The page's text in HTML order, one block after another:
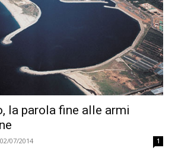
la parola fine alle armi
02/07/2014 1